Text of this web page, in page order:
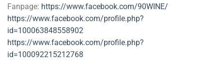
Fanpage: https://www.facebook.com/90WINE/
https://www.facebook.com/profile.php?
id=100063848558902
https://www.facebook.com/profile.php?
id=100092215212768